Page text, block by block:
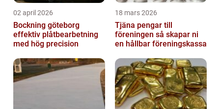
02 april 2026
Bockning göteborg
effektiv plåtbearbetning
med hög precision
18 mars 2026
Tjäna pengar till
föreningen så skapar ni
en hållbar föreningskassa